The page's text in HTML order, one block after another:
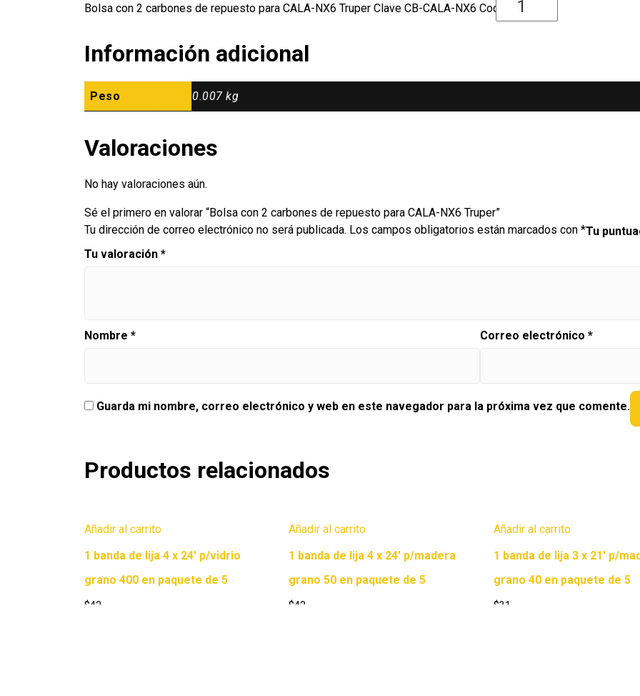
Bolsa con 2 carbones de repuesto para CALA-NX6 Truper Clave CB-CALA-NX6 Codigo 16137
Información adicional
Peso 0.007 kg
Valoraciones
No hay valoraciones aún.
Sé el primero en valorar “Bolsa con 2 carbones de repuesto para CALA-NX6 Truper”
Tu dirección de correo electrónico no será publicada. Los campos obligatorios están marcados con *Tu
Tu valoración *
Nombre * Correo electrónico *
Guarda mi nombre, correo electrónico y web en este navegador para la próxima vez que comente.
Productos relacionados
Añadir al carrito
1 banda de lija 4 x 24′ p/vidrio
grano 400 en paquete de 5
$42
Añadir al carrito
1 banda de lija 4 x 24′ p/madera
grano 50 en paquete de 5
$42
Añadir al carrito
1 banda de lija 3 x 21′ p/
grano 40 en paquete de 5
$31